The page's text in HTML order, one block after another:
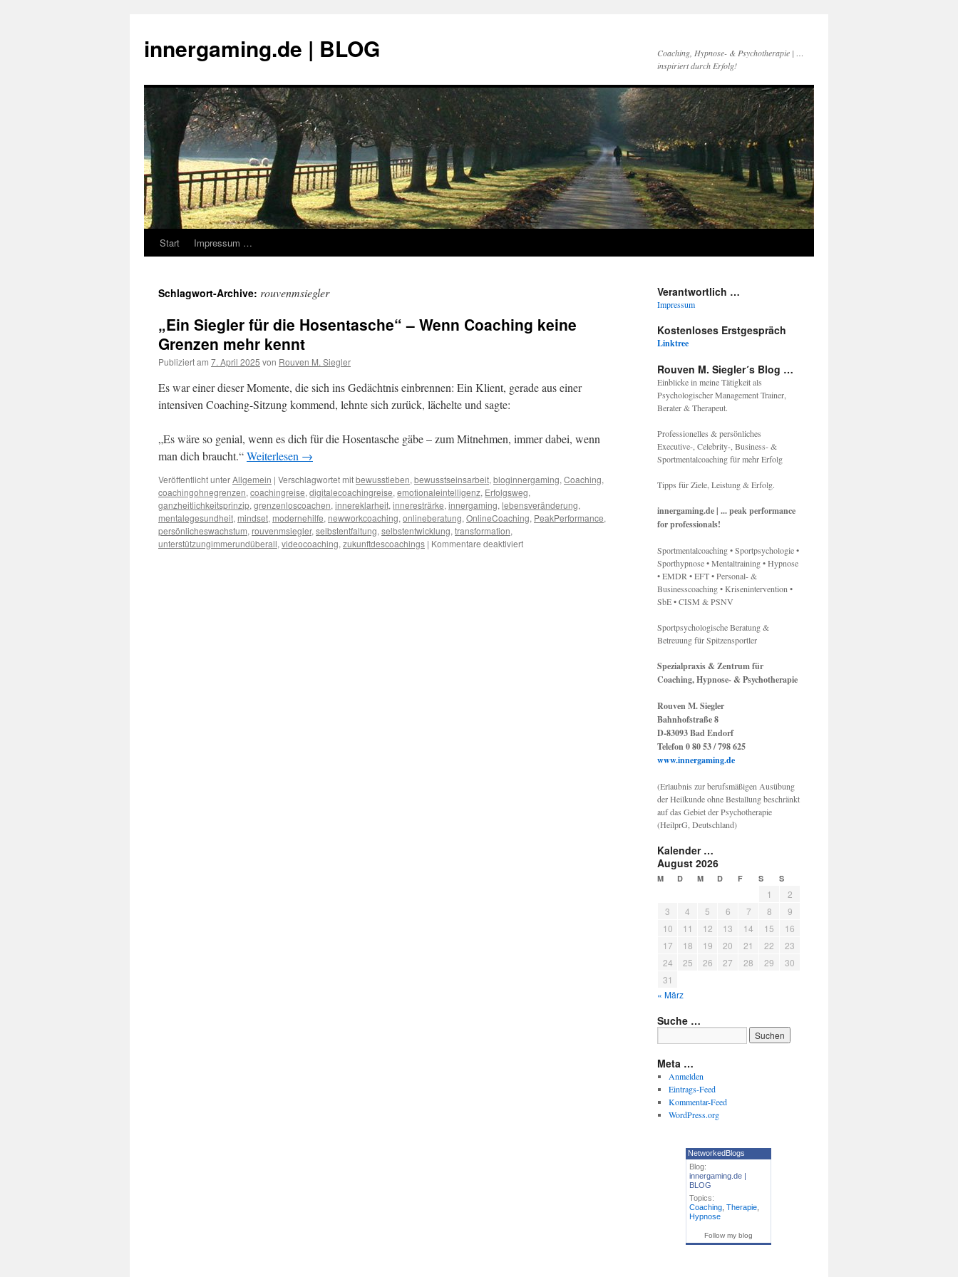
innergaming.de | BLOG
Coaching, Hypnose- & Psychotherapie | …
inspiriert durch Erfolg!
Zum
springen
Start Impressum …
Schlagwort-Archive: rouvenmsiegler
„Ein Siegler für die Hosentasche“ – Wenn Coaching keine
Grenzen mehr kennt
Publiziert am 7. April 2025 von Rouven M. Siegler
Es war einer dieser Momente, die sich ins Gedächtnis einbrennen: Ein Klient, gerade aus einer
intensiven Coaching-Sitzung kommend, lehnte sich zurück, lächelte und sagte:
„Es wäre so genial, wenn es dich für die Hosentasche gäbe – zum Mitnehmen, immer dabei, wenn
man dich braucht.“Weiterlesen →
Veröffentlicht unterAllgemein | Verschlagwortet mitbewusstleben, bewusstseinsarbeit, bloginnergaming, Coaching,
coachingohnegrenzen, coachingreise, digitalecoachingreise, emotionaleintelligenz, Erfolgsweg,
ganzheitlichkeitsprinzip, grenzenloscoachen, innereklarheit, inneresträrke, innergaming, lebensveränderung,
mentalegesundheit, mindset, modernehilfe, newworkcoaching, onlineberatung, OnlineCoaching, PeakPerformance,
persönlicheswachstum, rouvenmsiegler, selbstentfaltung, selbstentwicklung, transformation,
unterstützungimmerundüberall, videocoaching, zukunftdescoachings | Kommentare deaktiviertfür
Verantwortlich …
Impressum
Kostenloses Erstgespräch
Linktree
Rouven M. Siegler´s Blog …
Einblicke in meine Tätigkeit als
Psychologischer Management Trainer,
Berater & Therapeut.
Professionelles & persönliches
Executive-, Celebrity-, Business- &
Sportmentalcoaching für mehr Erfolg
Tipps für Ziele, Leistung & Erfolg.
innergaming.de | ... peak performance
for professionals!
Sportmentalcoaching • Sportpsychologie •
Sporthypnose • Mentaltraining • Hypnose
• EMDR • EFT • Personal- &
Businesscoaching • Krisenintervention •
SbE • CISM & PSNV
Sportpsychologische Beratung &
Betreuung für Spitzensportler
Spezialpraxis & Zentrum für
Coaching, Hypnose- & Psychotherapie
Rouven M. Siegler
Bahnhofstraße 8
D-83093 Bad Endorf
Telefon 0 80 53 / 798 625
www.innergaming.de
(Erlaubnis zur berufsmäßigen Ausübung
der Heilkunde ohne Bestallung beschränkt
auf das Gebiet der Psychotherapie
(HeilprG, Deutschland)
Kalender …
August 2026
M D M D F S S
1
2
3
4 5 6 7 8
9
10
11 12 13 14 15
16
17
18 19 20 21 22
23
24
25 26 27 28 29
30
31
« März
Suche …
Meta …
Anmelden
Eintrags-Feed
Kommentar-Feed
WordPress.org
NetworkedBlogs
Blog:
innergaming.de |
BLOG
Topics:
Coaching Therapie
Hypnose
Follow my blog